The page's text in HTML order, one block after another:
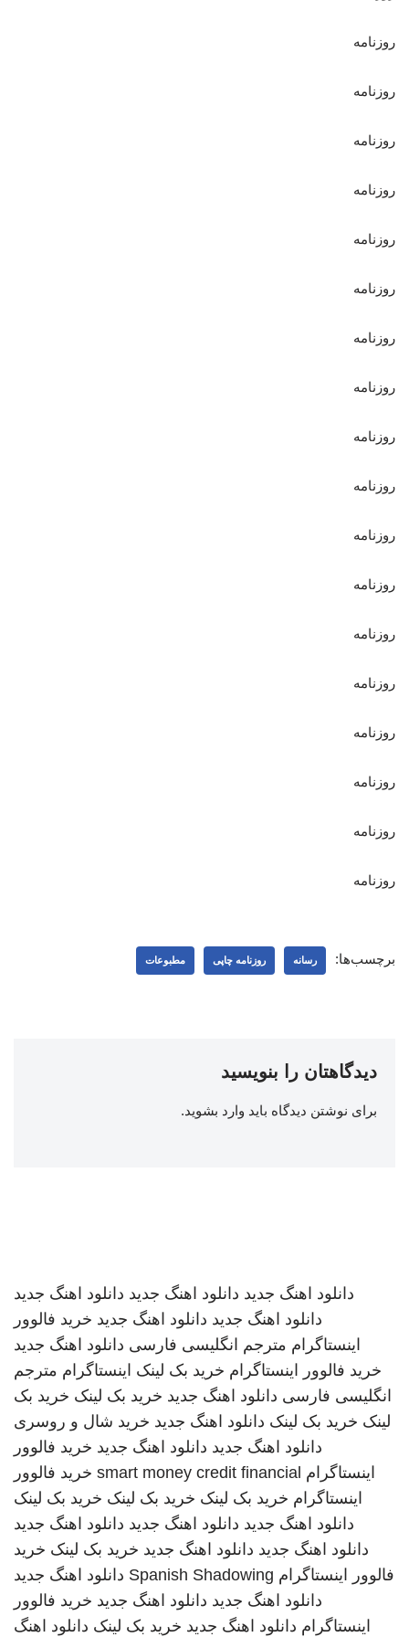
روزنامه
روزنامه
روزنامه
روزنامه
روزنامه
روزنامه
روزنامه
روزنامه
روزنامه
روزنامه
روزنامه
روزنامه
روزنامه
روزنامه
روزنامه
روزنامه
روزنامه
روزنامه
برچسب‌ها: رسانه روزنامه چاپی مطبوعات
دیدگاهتان را بنویسید
برای نوشتن دیدگاه باید وارد بشوید.
دانلود اهنگ جدید دانلود اهنگ جدید دانلود اهنگ جدید
دانلود اهنگ جدید دانلود اهنگ جدید خرید فالوور
اینستاگرام مترجم انگلیسی فارسی دانلود اهنگ جدید
خرید فالوور اینستاگرام خرید بک لینک اینستاگرام مترجم
انگلیسی فارسی دانلود اهنگ جدید خرید بک لینک خرید بک
لینک خرید بک لینک دانلود اهنگ جدید خرید شال و روسری
دانلود اهنگ جدید دانلود اهنگ جدید خرید فالوور
اینستاگرام smart money credit financial خرید فالوور
اینستاگرام خرید بک لینک خرید بک لینک خرید بک لینک
دانلود اهنگ جدید دانلود اهنگ جدید دانلود اهنگ جدید
دانلود اهنگ جدید دانلود اهنگ جدید خرید بک لینک خرید
فالوور اینستاگرام Spanish Shadowing دانلود اهنگ جدید
دانلود اهنگ جدید دانلود اهنگ جدید خرید فالوور
اینستاگرام دانلود اهنگ جدید خرید بک لینک دانلود اهنگ